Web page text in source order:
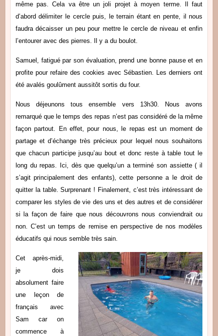
même pas. Cela va être un joli projet à moyen terme. Il faut
d’abord délimiter le cercle puis, l e terrain étant en pente, il nous
faudra décaisser un peu pour mettre le cercle de niveau et enfin
l’entourer avec des pierres. Il y a du boulot.
Samuel, fatigué par son évaluation, prend une bonne pause et en
profite pour refaire des cookies avec Sébastien. Les derniers ont
été avalés goulûment aussitôt sortis du four.
Nous déjeunons tous ensemble vers 13h30. Nous avons
remarqué que le temps des repas n’est pas considéré de la même
façon partout. En effet, pour nous, le repas est un moment de
partage et d’échange très précieux pour lequel nous souhaitons
que chacun participe jusqu’au bout et donc reste à table tout le
long du repas. Ici, dès que quelqu’un a terminé son assiette ( il
s’agit principalement des enfants), cette personne a le droit de
quitter la table. Surprenant ! Finalement, c’est très intéressant de
comparer les styles de vie des uns et des autres et de considérer
si la façon de faire que nous découvrons nous conviendrait ou
non. C’est un temps de remise en perspective de nos modèles
éducatifs qui nous semble très sain.
Cet après-midi,
je dois
absolument faire
une leçon de
français avec
Sam car on
commence à